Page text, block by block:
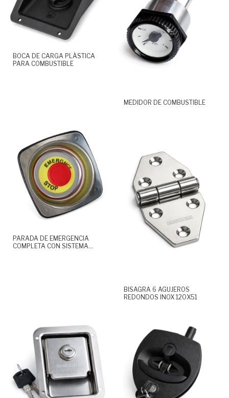
BOCA DE CARGA PLÁSTICA
PARA COMBUSTIBLE
MEDIDOR DE COMBUSTIBLE
PARADA DE EMERGENCIA
COMPLETA CON SISTEMA
BISAGRA 6 AGUJEROS
REDONDOS INOX 120X51